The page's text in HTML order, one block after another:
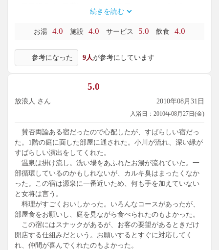
風呂にはトイレが脱衣所内にあるのに、右側の夕方が男性用
になっているお風呂は、脱衣所を出ないとトイレがないのが
不便かなと思いました。
風呂の成分分析表の最下部に「加温・循環ろ過・塩素系薬剤
投入」と記載あり。しかし、塩素臭さは全く感じられず、肌
分の濃さもなかなかのもの。
二つの露天ぶろは端の方でつながっており、ちょっと混浴っ
かなり狭いうえに竹柵がしてあるので、お子様がいききする
のが関の山ですので、混浴が不安な方も心配無用です。
料理は味もお味も見た目も及第点。あえていうと、囲炉裏つ
きの食事処は足が伸ばせないので、掘り炬燵みたいになって
いると嬉しかったかも。また、囲炉裏は炭火ではなく、ガス
なのも少し残念です。炭火にすると、手間暇もお金もかかる
でしょうから、しょうがないんでしょうが・・・
お庭は大きくはないのですが、かなり荘厳でいい感じです。
是非、散策をおすすめします。
部屋に着いた際のお茶菓子は抹茶のお菓子と栃餅と牛蒡煎餅
の３種類も用意されているのもグッドです。
多くの部屋が川を挟んで大通りに面しているので、窓を開け
るとたしかに車の通行が少し気になったりするかもしれませ
続きを読む
お湯 4.0 施設 4.0 サービス 5.0 飲食 4.0
参考になった 9人が参考にしています
5.0
放浪人 さん 2010年08月31日
入浴日：2010年08月27日(金)
賛否両論ある宿だったので心配したが、すばらしい宿だっ
た。1階の庭に面した部屋に通された。小川が流れ、深い緑が
すばらしい演出をしてくれた。
温泉は掛け流し。洗い場をあふれたお湯が流れていた。一
部循環しているのかもしれないが、カルキ臭はまったくなか
った。この宿は源泉に一番近いため、何も手を加えていない
と女将は言う。
料理がすごくおいしかった。いろんなコースがあったが、
部屋食をお願いし、庭を見ながら食べられたのもよかった。
この宿にはスナックがあるが、お客の要望があるときだけ
開店する仕組みだという。お願いするとすぐに対応してく
れ、仲間が喜んでくれたのもよかった。